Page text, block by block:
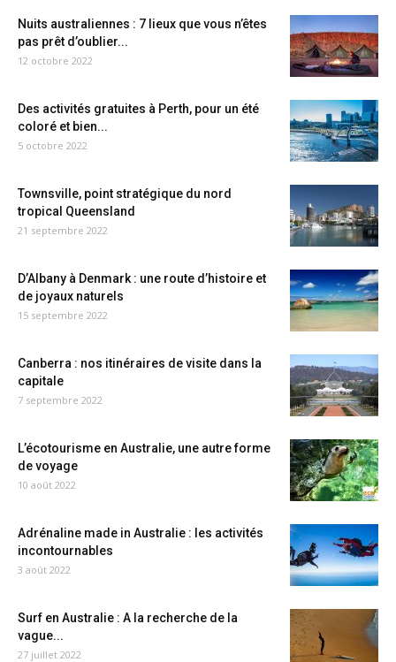
Nuits australiennes : 7 lieux que vous n’êtes
pas prêt d’oublier...
12 octobre 2022
Des activités gratuites à Perth, pour un été
coloré et bien...
5 octobre 2022
Townsville, point stratégique du nord
tropical Queensland
21 septembre 2022
D’Albany à Denmark : une route d’histoire et
de joyaux naturels
15 septembre 2022
Canberra : nos itinéraires de visite dans la
capitale
7 septembre 2022
L’écotourisme en Australie, une autre forme
de voyage
10 août 2022
Adrénaline made in Australie : les activités
incontournables
3 août 2022
Surf en Australie : A la recherche de la
vague...
27 juillet 2022